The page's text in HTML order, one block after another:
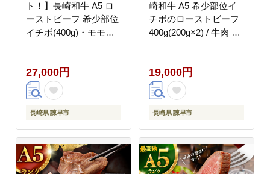
ト！】長崎和牛 A5 ロ
ーストビーフ 希少部位
イチボ(400g)・モモ
ちぼ 赤身 もも / 諫早市
/ 野中精肉店
[AHCW101]
27,000円
長崎県 諫早市
崎和牛 A5 希少部位イ
チボのローストビーフ
400g(200g×2) / 牛肉 国
野中精肉店 [AHCW093]
19,000円
長崎県 諫早市